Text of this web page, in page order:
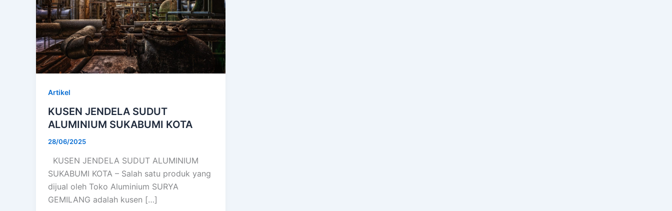
Artikel
KUSEN JENDELA SUDUT
ALUMINIUM SUKABUMI KOTA
28/06/2025
KUSEN JENDELA SUDUT ALUMINIUM
SUKABUMI KOTA – Salah satu produk yang
dijual oleh Toko Aluminium SURYA
GEMILANG adalah kusen […]